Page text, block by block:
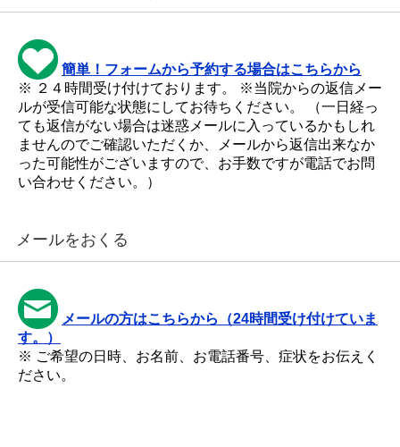
簡単！フォームから予約する場合はこちらから
※ ２４時間受け付けております。 ※当院からの返信メー
ルが受信可能な状態にしてお待ちください。 （一日経っ
ても返信がない場合は迷惑メールに入っているかもしれ
ませんのでご確認いただくか、メールから返信出来なか
った可能性がございますので、お手数ですが電話でお問
い合わせください。）
メールをおくる
メールの方はこちらから（24時間受け付けていま
す。）
※ ご希望の日時、お名前、お電話番号、症状をお伝えく
ださい。